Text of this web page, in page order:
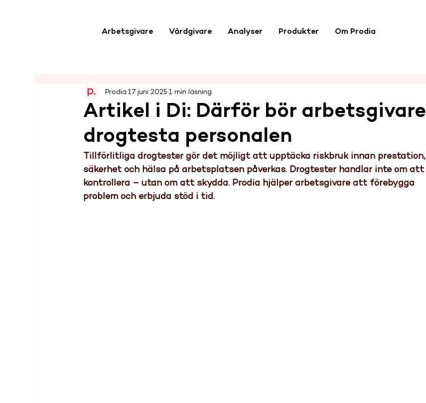
Arbetsgivare Vårdgivare Analyser Produkter Om Prodia
Artikel i Di: Därför bör arbetsgivare
drogtesta personalen
Prodia 17 juni 2025 1 min läsning
Tillförlitliga drogtester gör det möjligt att upptäcka riskbruk innan prestation,
säkerhet och hälsa på arbetsplatsen påverkas. Drogtester handlar inte om att
kontrollera – utan om att skydda. Prodia hjälper arbetsgivare att förebygga
problem och erbjuda stöd i tid.